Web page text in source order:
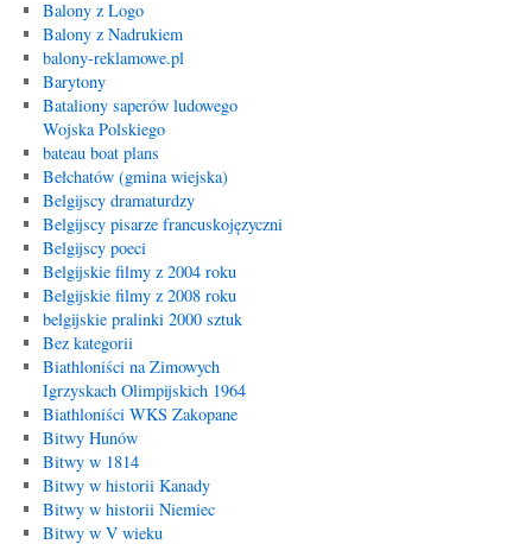
Balony z Logo
Balony z Nadrukiem
balony-reklamowe.pl
Barytony
Bataliony saperów ludowego
Wojska Polskiego
bateau boat plans
Bełchatów (gmina wiejska)
Belgijscy dramaturdzy
Belgijscy pisarze francuskojęzyczni
Belgijscy poeci
Belgijskie filmy z 2004 roku
Belgijskie filmy z 2008 roku
belgijskie pralinki 2000 sztuk
Bez kategorii
Biathloniści na Zimowych
Igrzyskach Olimpijskich 1964
Biathloniści WKS Zakopane
Bitwy Hunów
Bitwy w 1814
Bitwy w historii Kanady
Bitwy w historii Niemiec
Bitwy w V wieku